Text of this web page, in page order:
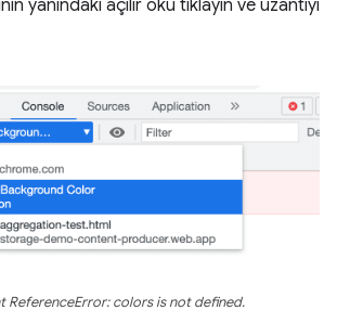
yanındaki açılır oku tıklayın ve uzantıyı
ReferenceError: colors is not defined.